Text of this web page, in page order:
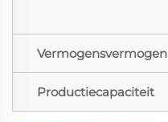
Vermogensvermogen
Productiecapaciteit